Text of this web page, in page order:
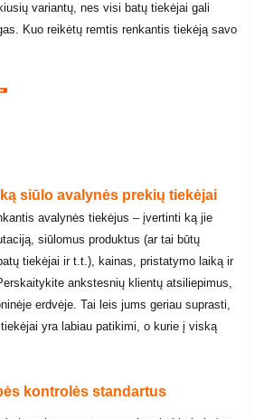
variantų, nes visi batų tiekėjai gali
Kuo reikėtų remtis renkantis tiekėją savo
apatinio
siūlo avalynės prekių tiekėjai
avalynės tiekėjus – įvertinti ką jie
siūlomus produktus (ar tai būtų
tiekėjai ir t.t.), kainas, pristatymo laiką ir
ankstesnių klientų atsiliepimus,
erdvėje. Tai leis jums geriau suprasti,
yra labiau patikimi, o kurie į viską
kontrolės standartus